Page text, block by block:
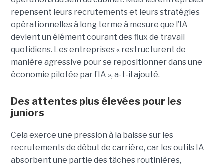
repensent leurs recrutements et leurs stratégies
opérationnelles à long terme à mesure que l’IA
devient un élément courant des flux de travail
quotidiens. Les entreprises « restructurent de
manière agressive pour se repositionner dans une
économie pilotée par l’IA », a-t-il ajouté.
Des attentes plus élevées pour les
juniors
Cela exerce une pression à la baisse sur les
recrutements de début de carrière, car les outils IA
absorbent une partie des tâches routinières,